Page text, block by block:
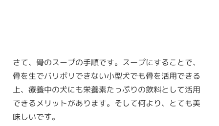
さて、骨のスープの手順です。スープにすることで、
骨を生でバリボリできない小型犬でも骨を活用できる
上、療養中の犬にも栄養素たっぷりの飲料として活用
できるメリットがあります。そして何より、とても美
味しいです。